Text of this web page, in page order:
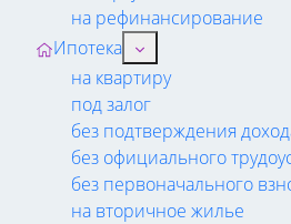
на рефинансирование
Ипотека
на квартиру
под залог
без подтверждения
без официального
без первоначального
на вторичное жилье